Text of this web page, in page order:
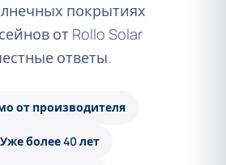
покрытиях
от Rollo Solar
ответы.
от производителя
Уже более 40 лет